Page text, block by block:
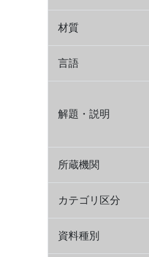
材質
言語
解題・説明
所蔵機関
カテゴリ区分
資料種別